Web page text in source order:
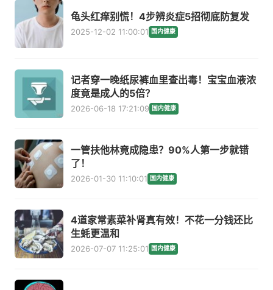
龟头红痒别慌！4步辨炎症5招彻底防复发
2025-12-02 11:00:01 国内健康
记者穿一晚纸尿裤血里查出毒！宝宝血液浓
度竟是成人的5倍？
2026-06-18 17:21:09 国内健康
一管扶他林竟成隐患？90%人第一步就错
了！
2026-01-30 11:10:01 国内健康
4道家常素菜补肾真有效！不花一分钱还比
生蚝更温和
2026-07-07 11:25:01 国内健康